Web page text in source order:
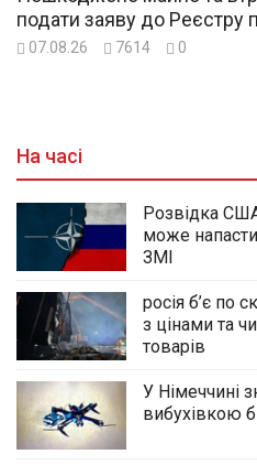
подати заяву до Реєстру
07.08.26 7614 0
На часі
Розвідка
може
ЗМІ
росія б’є по
з цінами та
товарів
У Німеччині
вибухівкою